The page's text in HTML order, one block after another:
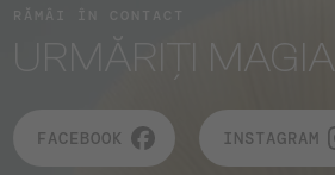
URMĂRIȚI MAGIA
FACEBOOK INSTAGRAM